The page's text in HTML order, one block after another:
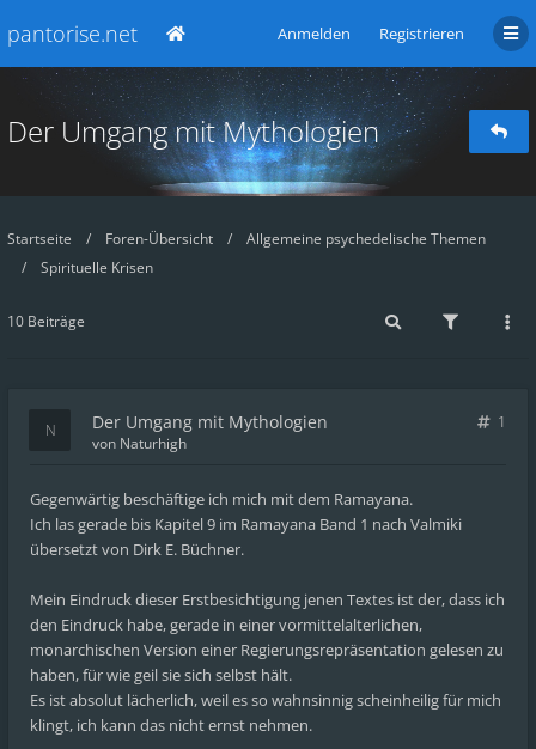
pantorise.net Anmelden Registrieren
Der Umgang mit Mythologien
Startseite Foren-Übersicht
Allgemeine psychedelische Themen
Spirituelle Krisen
10 Beiträge
Der Umgang mit Mythologien
1
von Naturhigh
Gegenwärtig beschäftige ich mich mit dem Ramayana.
Ich las gerade bis Kapitel 9 im Ramayana Band 1 nach Valmiki
übersetzt von Dirk E. Büchner.
Mein Eindruck dieser Erstbesichtigung jenen Textes ist der, dass ich
den Eindruck habe, gerade in einer vormittelalterlichen,
monarchischen Version einer Regierungsrepräsentation gelesen zu
haben, für wie geil sie sich selbst hält.
Es ist absolut lächerlich, weil es so wahnsinnig scheinheilig für mich
klingt, ich kann das nicht ernst nehmen.